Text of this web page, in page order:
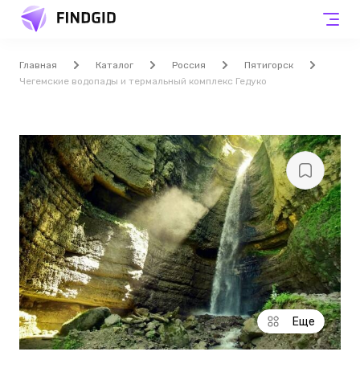
Главная Каталог Россия
Пятигорск
Чегемские водопады и термальный комплекс Гедуко
Еще